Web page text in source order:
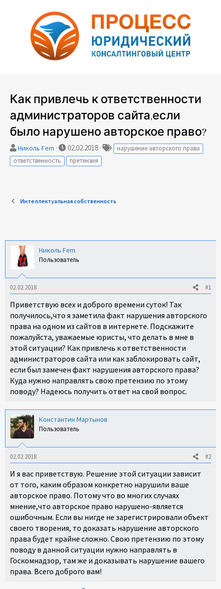
Как привлечь к ответственности
администраторов сайта,если
было нарушено авторское право?
А
в
т
т
Николь Fem
Д
а
т
о
н
и
я
02.02.2018
Тнарушение авторского права
ответственность
претензия
Интеллектуальная собственность
Николь Fem
Пользователь
02.02.2018 #1
Приветствую всех и доброго времени суток! Так
получилось,что я заметила факт нарушения авторского
права на одном из сайтов в интернете. Подскажите
пожалуйста, уважаемые юристы, что делать в мне в
этой ситуации? Как привлечь к ответственности
администраторов сайта или как заблокировать сайт,
если был замечен факт нарушения авторского права?
Куда нужно направлять свою претензию по этому
поводу? Надеюсь получить ответ на свой вопрос.
Константин Мартынов
Пользователь
02.02.2018 #2
И я вас приветствую. Решение этой ситуации зависит
от того, каким образом конкретно нарушили ваше
авторское право. Потому что во многих случаях
мнение,что авторское право нарушено-является
ошибочным. Если вы нигде не зарегистрировали объект
своего творения, то доказать нарушение авторского
права будет крайне сложно. Свою претензию по этому
поводу в данной ситуации нужно направлять в
Госкомнадзор, там же и доказывать нарушение вашего
права. Всего доброго вам!